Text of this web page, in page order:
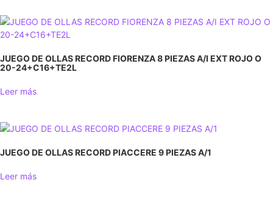
JUEGO DE OLLAS RECORD FIORENZA 8 PIEZAS A/I EXT ROJO O
20-24+C16+TE2L
Leer más
JUEGO DE OLLAS RECORD PIACCERE 9 PIEZAS A/1
Leer más